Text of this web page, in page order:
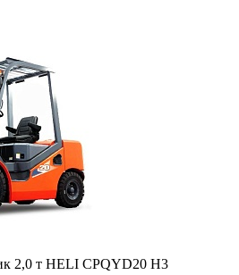
2,0 т HELI CPQYD20 H3